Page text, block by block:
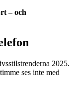
– och
2025.
ses inte med